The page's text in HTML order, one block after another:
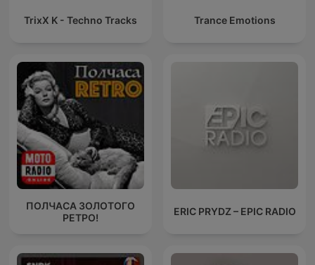
TrixX K - Techno Tracks Trance Emotions
ПОЛЧАСА ЗОЛОТОГО
РЕТРО!
ERIC PRYDZ – EPIC RADIO